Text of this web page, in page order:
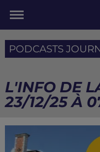
PODCASTS
L'INFO DE
23/12/25 À